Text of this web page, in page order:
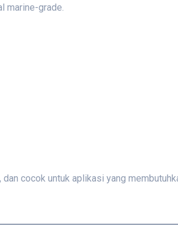
marine-grade.
cocok untuk aplikasi yang